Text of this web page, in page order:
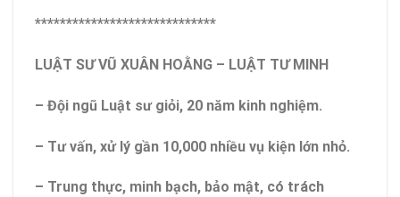
*****************************
LUẬT SƯ VŨ XUÂN HOẰNG – LUẬT TƯ MINH
– Đội ngũ Luật sư giỏi, 20 năm kinh nghiệm.
– Tư vấn, xử lý gần 10,000 nhiều vụ kiện lớn nhỏ.
– Trung thực, minh bạch, bảo mật, có trách